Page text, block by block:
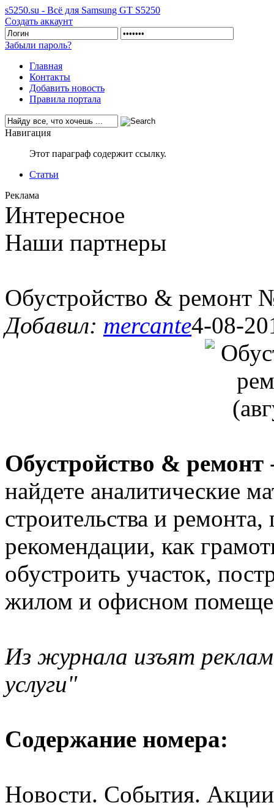
s5250.su - Всё для Samsung GT S5250
Создать аккаунт
Забыли пароль?
Главная
Контакты
Добавить новость
Правила портала
Навигация
Этот параграф содержит ссылку.
Статьи
Реклама
Интересное
Наши партнеры
Обустройство & ремонт
Добавил: mercante4-08-
Обустройство & ремонт
найдете аналитические
строительства и
рекомендации, как
обустроить участок,
жилом и офисном
Из журнала изъят
услуги"
Содержание номера:
Новости. События. Акции